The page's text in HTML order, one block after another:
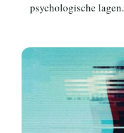
psychologische lagen.